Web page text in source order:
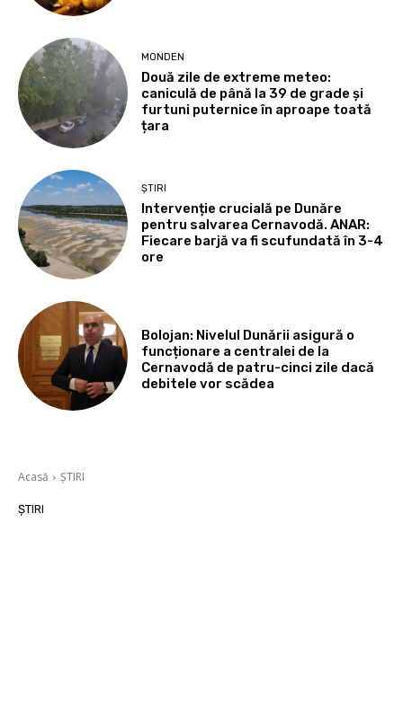
MONDEN
Două zile de extreme meteo:
caniculă de până la 39 de grade și
furtuni puternice în aproape toată
țara
ȘTIRI
Intervenție crucială pe Dunăre
pentru salvarea Cernavodă. ANAR:
Fiecare barjă va fi scufundată în 3-4
ore
Bolojan: Nivelul Dunării asigură o
funcționare a centralei de la
Cernavodă de patru-cinci zile dacă
debitele vor scădea